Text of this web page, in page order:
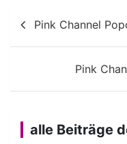
Pink Channel
Pink
alle Beiträge